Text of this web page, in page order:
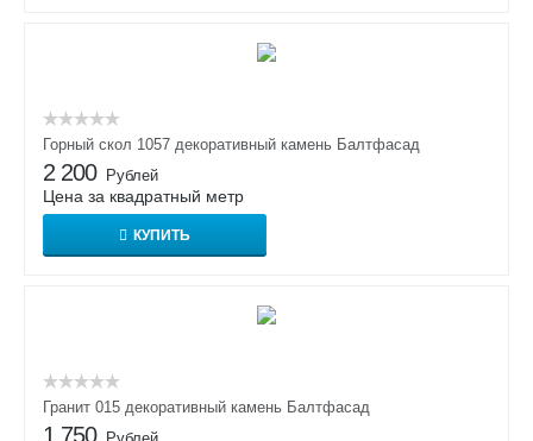
Горный скол 1057 декоративный камень Балтфасад
2 200 Рублей
Цена за квадратный метр
КУПИТЬ
Гранит 015 декоративный камень Балтфасад
1 750